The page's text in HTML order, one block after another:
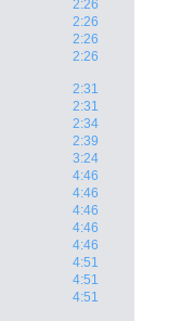
2:26
2:26
2:26
2:26
2:31
2:31
2:34
2:39
3:24
4:46
4:46
4:46
4:46
4:46
4:51
4:51
4:51